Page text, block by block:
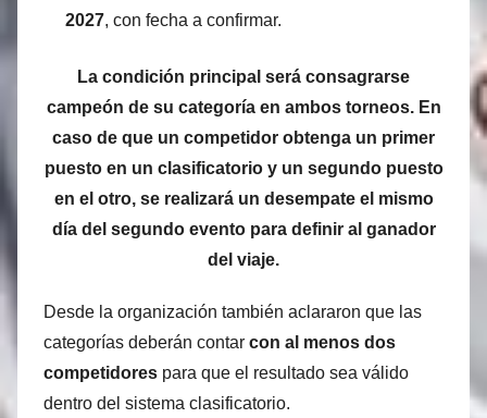
2027, con fecha a confirmar.
La condición principal será consagrarse
campeón de su categoría en ambos torneos. En
caso de que un competidor obtenga un primer
puesto en un clasificatorio y un segundo puesto
en el otro, se realizará un desempate el mismo
día del segundo evento para definir al ganador
del viaje.
Desde la organización también aclararon que las
categorías deberán contar con al menos dos
competidores para que el resultado sea válido
dentro del sistema clasificatorio.